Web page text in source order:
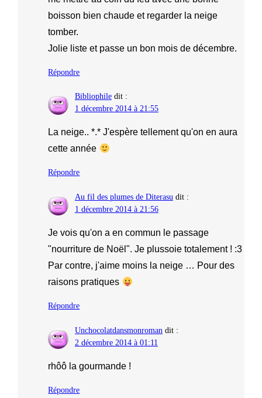
boisson bien chaude et regarder la neige
tomber.
Jolie liste et passe un bon mois de décembre.
Répondre
Bibliophile dit :
1 décembre 2014 à 21:55
La neige.. *.* J'espère tellement qu'on en aura
cette année
Répondre
Au fil des plumes de Diterasu dit :
1 décembre 2014 à 21:56
Je vois qu'on a en commun le passage
"nourriture de Noël". Je plussoie totalement ! :3
Par contre, j'aime moins la neige … Pour des
raisons pratiques
Répondre
Unchocolatdansmonroman dit :
2 décembre 2014 à 01:11
rhôô la gourmande !
Répondre